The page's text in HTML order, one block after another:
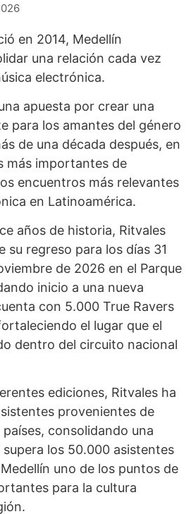
en 2014, Medellín
una relación cada vez
electrónica.
apuesta por crear una
para los amantes del género
de una década después, en
más importantes de
encuentros más relevantes
en Latinoamérica.
años de historia, Ritvales
su regreso para los días 31
de 2026 en el Parque
inicio a una nueva
con 5.000 True Ravers
el lugar que el
dentro del circuito nacional
ediciones, Ritvales ha
provenientes de
consolidando una
los 50.000 asistentes
uno de los puntos de
para la cultura